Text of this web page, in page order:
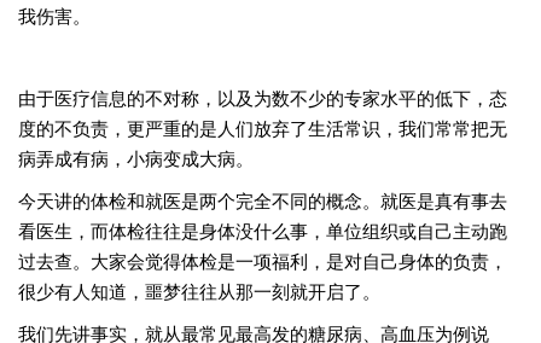
我伤害。
由于医疗信息的不对称，以及为数不少的专家水平的低下，态
度的不负责，更严重的是人们放弃了生活常识，我们常常把无
病弄成有病，小病变成大病。
今天讲的体检和就医是两个完全不同的概念。就医是真有事去
看医生，而体检往往是身体没什么事，单位组织或自己主动跑
过去查。大家会觉得体检是一项福利，是对自己身体的负责，
很少有人知道，噩梦往往从那一刻就开启了。
我们先讲事实，就从最常见最高发的糖尿病、高血压为例说